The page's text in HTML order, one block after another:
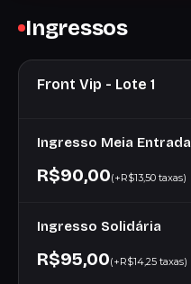
Ingressos
Front Vip - Lote 1
Ingresso Meia Entrada
R$90,00(+R$13,50 taxas)
Ingresso Solidária
R$95,00(+R$14,25 taxas)